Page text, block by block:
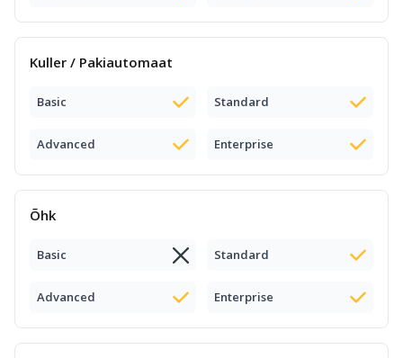
Kuller / Pakiautomaat
Basic Standard
Advanced Enterprise
Õhk
Basic Standard
Advanced Enterprise